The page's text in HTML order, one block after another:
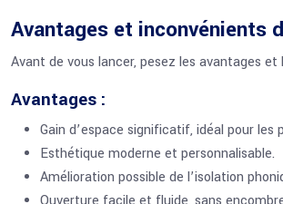
Avantages et inconvénients
Avant de vous lancer, pesez les avantages
Avantages :
Gain d’espace significatif, idéal pour les
Esthétique moderne et personnalisable.
Amélioration possible de l’isolation